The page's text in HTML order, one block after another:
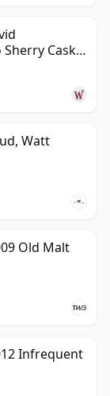
Cask
Watt
Old Malt
Infrequent